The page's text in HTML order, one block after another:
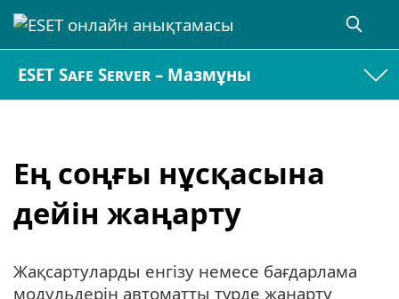
ESET Safe Server – Мазмұны
Ең соңғы нұсқасына
дейін жаңарту
Жақсартуларды енгізу немесе бағдарлама
модульдерін автоматты түрде жаңарту